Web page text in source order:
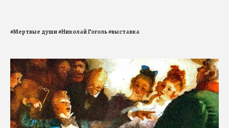
#Мертвые души#Николай Гоголь#выставка